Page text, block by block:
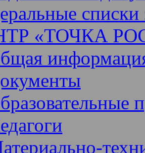
списки
«ТОЧКА